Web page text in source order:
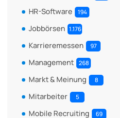
HR-Software 194
Jobbörsen 1.176
Karrieremessen 97
Management 268
Markt & Meinung 8
Mitarbeiter 5
Mobile Recruiting 69